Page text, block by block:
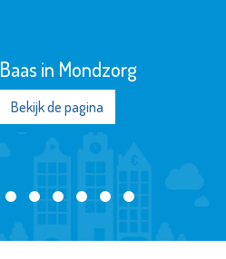
Baas in Mondzorg
Bekijk de pagina